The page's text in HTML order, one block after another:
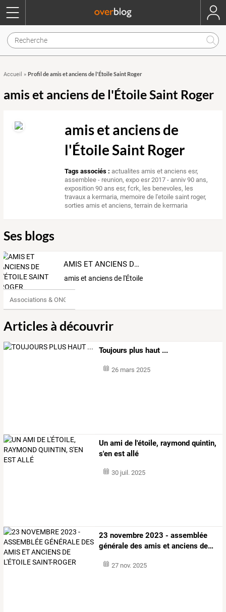
Accueil » Profil de amis et anciens de l'Étoile Saint Roger
amis et anciens de l'Étoile Saint Roger
amis et anciens de
l'Étoile Saint Roger
Tags associés : actualites amis et anciens esr,
assemblee - reunion,expo esr 2017 - anniv 90 ans,
exposition 90 ans esr,fcrk, les benevoles, les
travaux a kermaria, memoire de l'etoile saint roger,
sorties amis et anciens,terrain de kermaria
Ses blogs
AMIS ET ANCIENS DE L'ÉTOILE SAINT ROGER
amis et anciens de l'Étoile Saint Roger
Associations & ONG
Articles à découvrir
Toujours plus haut ...
26 mars 2025
Un ami de l'étoile, raymond quintin,
s'en est allé
30 juil. 2025
23 novembre 2023 - assemblée
générale des amis et anciens de…
27 nov. 2025